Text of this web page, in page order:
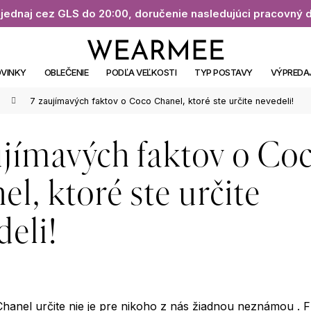
cez GLS do 20:00, doručenie nasledujúci pracovný
OBLEČENIE PODĽA VEĽKOSTI TYP POSTAVY
7 zaujímavých faktov o Coco Chanel, ktoré ste určite nevedeli!
faktov o
ktoré ste určite
určite nie je pre nikoho z nás žiadnou neznámou .